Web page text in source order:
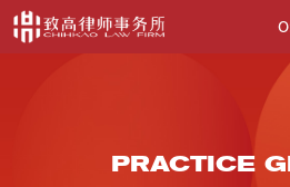
PRACTICE